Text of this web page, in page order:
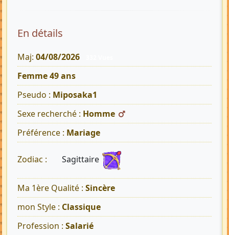
En détails
Maj: 04/08/2026
Femme 49 ans
Pseudo : Miposaka1
Sexe recherché : Homme
Préférence : Mariage
Zodiac : Sagittaire
Ma 1ère Qualité : Sincère
mon Style : Classique
Profession : Salarié